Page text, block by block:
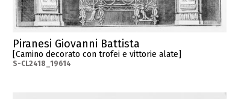
Piranesi Giovanni Battista
[Camino decorato con trofei e vittorie alate]
S-CL2418_19614